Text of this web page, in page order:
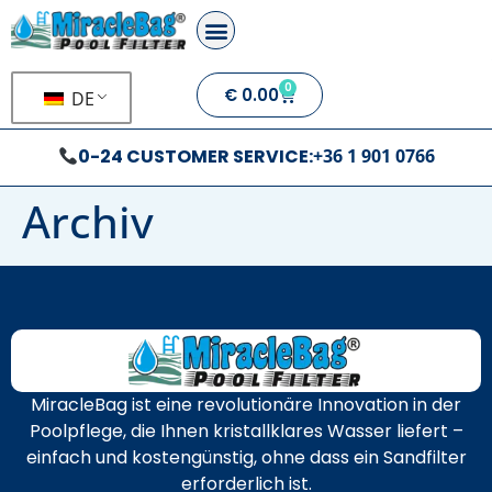
DE € 0.00 0
0-24 CUSTOMER SERVICE:+36 1 901 0766
Archiv
MiracleBag ist eine revolutionäre Innovation in der
Poolpflege, die Ihnen kristallklares Wasser liefert –
einfach und kostengünstig, ohne dass ein Sandfilter
erforderlich ist.